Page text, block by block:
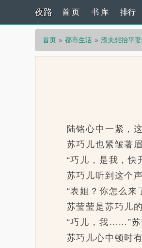
夜路 首 页 书 库 排行
首页 都市生活 渣夫想抬平
陆铭心中一紧，这
苏巧儿也紧皱著眉
“巧儿，是我，快开
苏巧儿听到这个声
“表姐？你怎么来了
苏莹莹是苏巧儿的
“巧儿，我……”苏莹
苏巧儿心中顿时有